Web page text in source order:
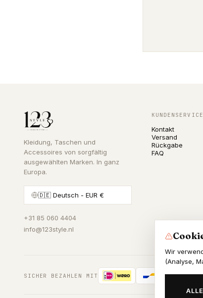
Kleidung, Taschen und
Accessoires von sorgfältig
ausgewählten Marken. In ganz
Europa.
🇩🇪 Deutsch - EUR €
+31 85 060 4404
info@123style.nl
KUNDENSERVICE
Kontakt
Versand
Rückgabe
FAQ
SICHER BEZAHLEN MIT
Wir
(Analyse,